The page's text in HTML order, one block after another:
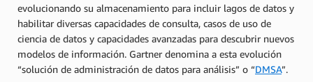
evolucionando su almacenamiento para incluir lagos de datos y
habilitar diversas capacidades de consulta, casos de uso de
ciencia de datos y capacidades avanzadas para descubrir nuevos
modelos de información. Gartner denomina a esta evolución
“solución de administración de datos para análisis” o “DMSA”.